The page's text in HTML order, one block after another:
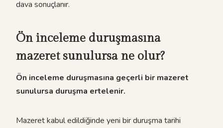
dava sonuçlanır.
Ön inceleme duruşmasına
mazeret sunulursa ne olur?
Ön inceleme duruşmasına geçerli bir mazeret
sunulursa duruşma ertelenir.
Mazeret kabul edildiğinde yeni bir duruşma tarihi